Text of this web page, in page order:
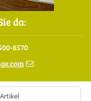
da:
8570